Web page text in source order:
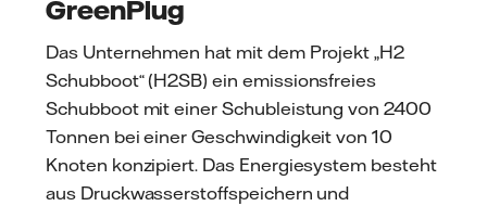
GreenPlug
Das Unternehmen hat mit dem Projekt „H2
Schubboot“ (H2SB) ein emissionsfreies
Schubboot mit einer Schubleistung von 2400
Tonnen bei einer Geschwindigkeit von 10
Knoten konzipiert. Das Energiesystem besteht
aus Druckwasserstoffspeichern und